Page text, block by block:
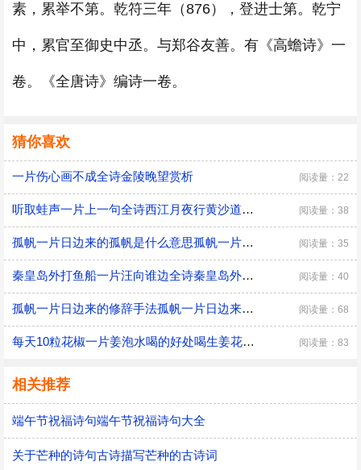
素，累举不第。乾符三年（876），登进士第。乾宁
中，累官至御史中丞。与郑谷友善。有《高蟾诗》一
卷。《全唐诗》编诗一卷。
猜你喜欢
一片伤心画不成全诗金陵晚望赏析 阅读量：22
听取蛙声一片上一句全诗西江月夜行黄沙道中翻译 阅读量：38
孤帆一片日边来的孤帆是什么意思孤帆一片日边来出处 阅读量：35
秦皇岛外打鱼船一片汪向谁边全诗秦皇岛外打鱼船一片汪向谁边全诗翻译 阅读量：40
孤帆一片日边来的修辞手法孤帆一片日边来的修辞手法是什么 阅读量：68
每天10粒花椒一片姜泡水喝的好处喝生姜花椒水的功效 阅读量：83
相关推荐
端午节祝福诗句端午节祝福诗句大全
关于芒种的诗句古诗描写芒种的古诗词